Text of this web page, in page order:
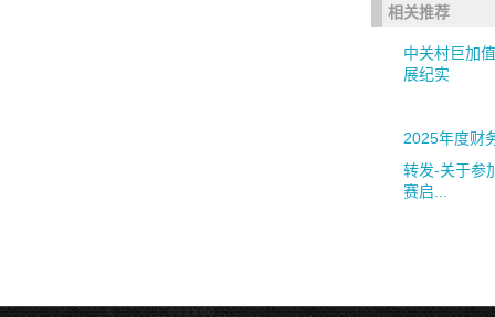
相关推荐
中关村巨加
展纪实
2025年度财
转发-关于参
赛启...